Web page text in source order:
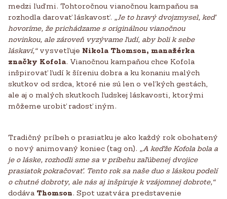
medzi ľuďmi. Tohtoročnou vianočnou kampaňou sa
rozhodla darovať láskavosť. „Je to hravý dvojzmysel, keď
hovoríme, že prichádzame s originálnou vianočnou
novinkou, ale zároveň vyzývame ľudí, aby boli k sebe
láskaví,“vysvetľuje Nikola Thomson, manažérka
značky Kofola. Vianočnou kampaňou chce Kofola
inšpirovať ľudí k šíreniu dobra a ku konaniu malých
skutkov od srdca, ktoré nie sú len o veľkých gestách,
ale aj o malých skutkoch ľudskej láskavosti, ktorými
môžeme urobiť radosť iným.
Tradičný príbeh o prasiatku je ako každý rok obohatený
o nový animovaný koniec (tag on). „A keďže Kofola bola a
je o láske, rozhodli sme sa v príbehu zaľúbenej dvojice
prasiatok pokračovať. Tento rok sa naše duo s láskou podelí
o chutné dobroty, ale nás aj inšpiruje k vzájomnej dobrote,“
dodáva Thomson. Spot uzatvára predstavenie